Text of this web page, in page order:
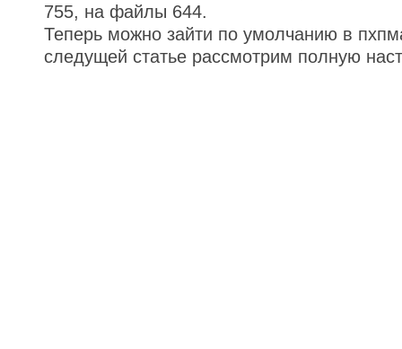
755, на файлы 644.
Теперь можно зайти по умолчанию в
следущей статье рассмотрим полную